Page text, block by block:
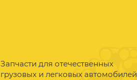
Запчасти для отечественных
грузовых и легковых автомобилей